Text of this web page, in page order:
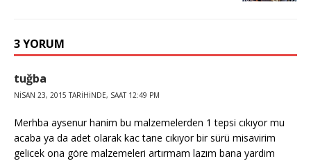
3 YORUM
tuğba
NISAN 23, 2015 TARIHINDE, SAAT 12:49 PM
Merhba aysenur hanim bu malzemelerden 1 tepsi cıkıyor mu
acaba ya da adet olarak kac tane cıkıyor bir sürü misavirim
gelicek ona göre malzemeleri artırmam lazım bana yardim